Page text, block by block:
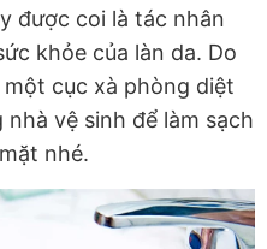
được coi là tác nhân
khỏe của làn da. Do
cục xà phòng diệt
vệ sinh để làm sạch
nhé.